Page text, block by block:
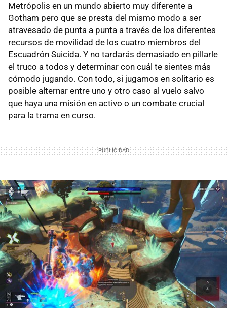
Metrópolis en un mundo abierto muy diferente a
Gotham pero que se presta del mismo modo a ser
atravesado de punta a punta a través de los diferentes
recursos de movilidad de los cuatro miembros del
Escuadrón Suicida. Y no tardarás demasiado en pillarle
el truco a todos y determinar con cuál te sientes más
cómodo jugando. Con todo, si jugamos en solitario es
posible alternar entre uno y otro caso al vuelo salvo
que haya una misión en activo o un combate crucial
para la trama en curso.